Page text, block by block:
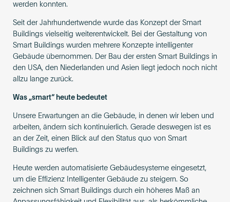
werden konnten.
Seit der Jahrhundertwende wurde das Konzept der Smart
Buildings vielseitig weiterentwickelt. Bei der Gestaltung von
Smart Buildings wurden mehrere Konzepte intelligenter
Gebäude übernommen. Der Bau der ersten Smart Buildings in
den USA, den Niederlanden und Asien liegt jedoch noch nicht
allzu lange zurück.
Was „smart“ heute bedeutet
Unsere Erwartungen an die Gebäude, in denen wir leben und
arbeiten, ändern sich kontinuierlich. Gerade deswegen ist es
an der Zeit, einen Blick auf den Status quo von Smart
Buildings zu werfen.
Heute werden automatisierte Gebäudesysteme eingesetzt,
um die Effizienz Intelligenter Gebäude zu steigern. So
zeichnen sich Smart Buildings durch ein höheres Maß an